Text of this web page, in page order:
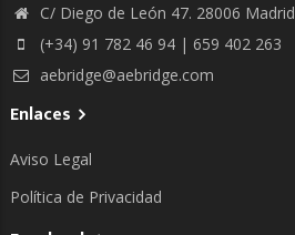
C/ Diego de León 47. 28006 Madrid
(+34) 91 782 46 94 | 659 402 263
aebridge@aebridge.com
Enlaces
Aviso Legal
Política de Privacidad